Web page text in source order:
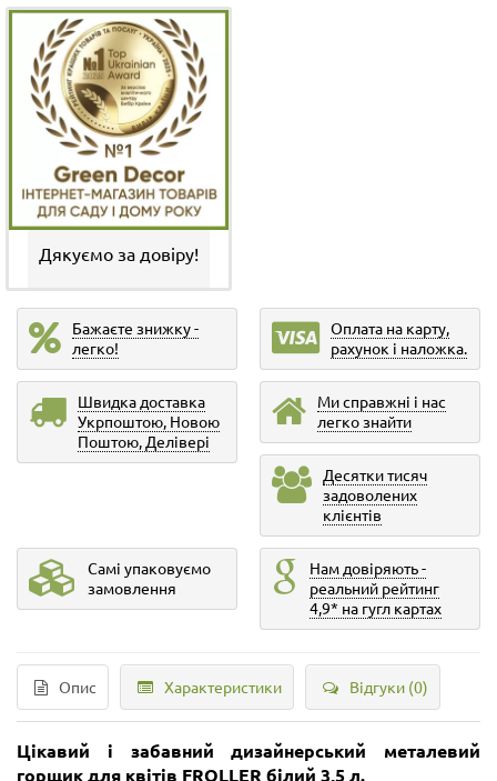
Дякуємо за довіру!
Бажаєте знижку -
легко!
Оплата на карту,
рахунок і наложка.
Швидка доставка
Укрпоштою, Новою
Поштою, Делівері
Ми справжні і нас
легко знайти
Десятки тисяч
задоволених
клієнтів
Самі упаковуємо
замовлення
Нам довіряють -
реальний рейтинг
4,9* на гугл картах
Опис Характеристики Відгуки (0)
Цікавий і забавний дизайнерський металевий
горщик для квітів FROLLER білий 3,5 л.